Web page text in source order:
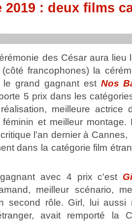
2019 : deux films
des César aura lieu
francophones) la
grand gagnant est Nos
5 prix dans les
meilleure actrice
féminin et meilleur
l'an dernier à
dans la catégorie film
avec 4 prix c'est
meilleur scénario,
second rôle. Girl, lui aussi
avait remporté la